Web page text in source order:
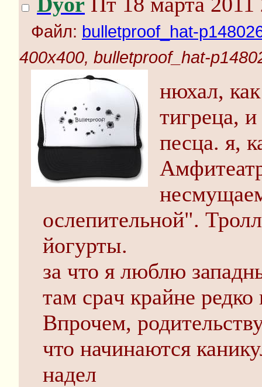
Файл: bulletproof_hat-
400x400, bulletproof_hat-
нюхал,
тигреца,
песца. я,
ослепительной".
йогурты.
за что я люблю
там cpaч крайне
Впрочем,
что начинаются
надел